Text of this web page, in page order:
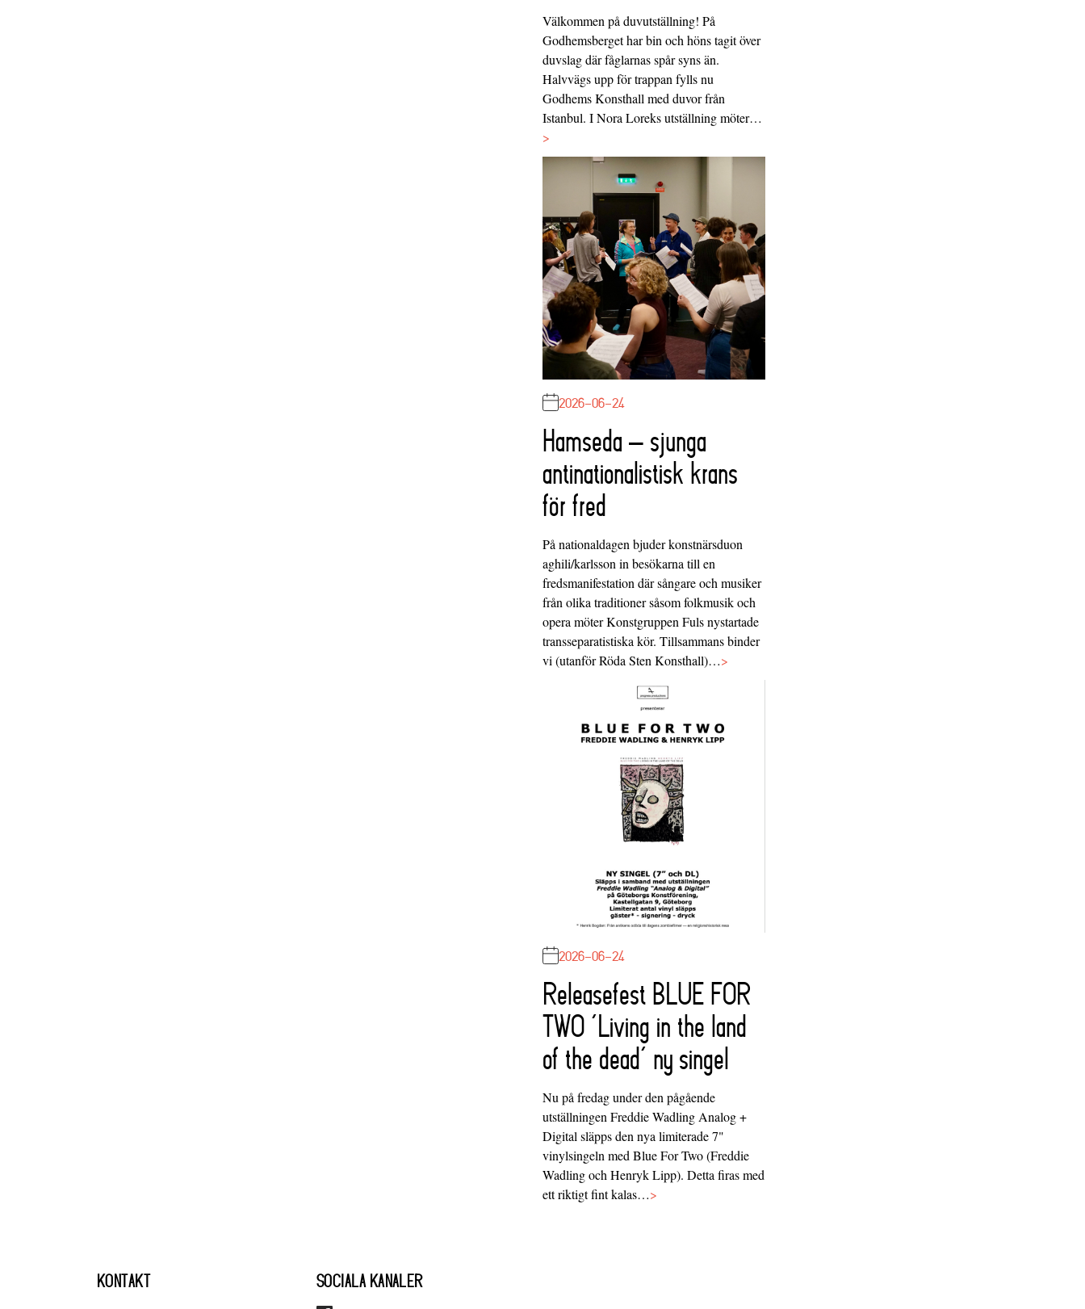
Välkommen på duvutställning! På
Godhemsberget har bin och höns tagit över
duvslag där fåglarnas spår syns än.
Halvvägs upp för trappan fylls nu
Godhems Konsthall med duvor från
Istanbul. I Nora Loreks utställning möter…
>
2026-06-24
Hamseda – sjunga
antinationalistisk krans
för fred
På nationaldagen bjuder konstnärsduon
aghili/karlsson in besökarna till en
fredsmanifestation där sångare och musiker
från olika traditioner såsom folkmusik och
opera möter Konstgruppen Fuls nystartade
transseparatistiska kör. Tillsammans binder
vi (utanför Röda Sten Konsthall)…>
2026-06-24
Releasefest BLUE FOR
TWO ‘Living in the land
of the dead’ ny singel
Nu på fredag under den pågående
utställningen Freddie Wadling Analog +
Digital släpps den nya limiterade 7"
vinylsingeln med Blue For Two (Freddie
Wadling och Henryk Lipp). Detta firas med
ett riktigt fint kalas…>
KONTAKT SOCIALA KANALER